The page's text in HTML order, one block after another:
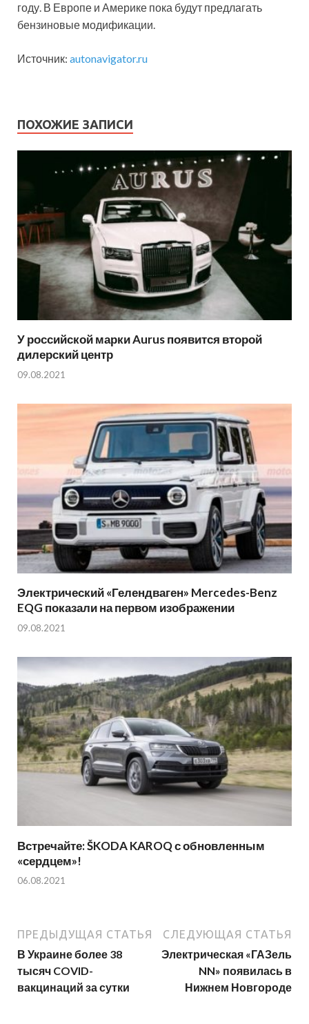
году. В Европе и Америке пока будут предлагать
бензиновые модификации.
Источник: autonavigator.ru
ПОХОЖИЕ ЗАПИСИ
У российской марки Aurus появится второй
дилерский центр
09.08.2021
Электрический «Гелендваген» Mercedes-Benz
EQG показали на первом изображении
09.08.2021
Встречайте: ŠKODA KAROQ с обновленным
«сердцем»!
06.08.2021
ПРЕДЫДУЩАЯ СТАТЬЯ
В Украине более 38
тысяч COVID-
вакцинаций за сутки
СЛЕДУЮЩАЯ СТАТЬЯ
Электрическая «ГАЗель
NN» появилась в
Нижнем Новгороде